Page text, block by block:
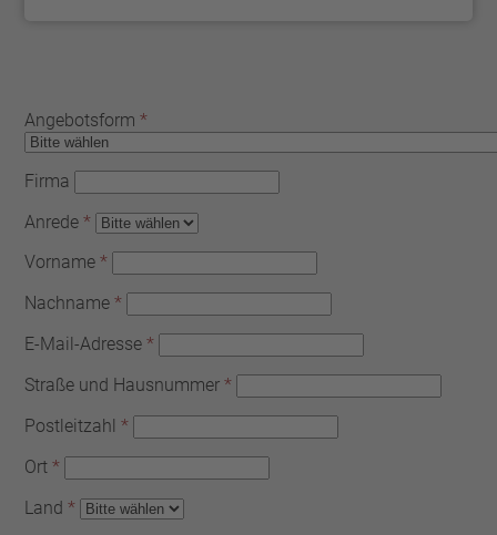
Angebotsform*
Firma
Anrede*
Vorname*
Nachname*
E-Mail-Adresse*
Straße und Hausnummer*
Postleitzahl*
Ort*
Land*